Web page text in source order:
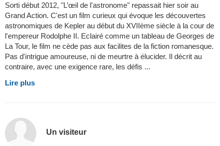
Sorti début 2012, "L’œil de l'astronome" repassait hier soir au
Grand Action. C'est un film curieux qui évoque les découvertes
astronomiques de Kepler au début du XVIIème siècle à la cour de
l'empereur Rodolphe II. Eclairé comme un tableau de Georges de
La Tour, le film ne cède pas aux facilites de la fiction romanesque.
Pas d'intrigue amoureuse, ni de meurtre à élucider. Il décrit au
contraire, avec une exigence rare, les défis ...
Lire plus
Un visiteur